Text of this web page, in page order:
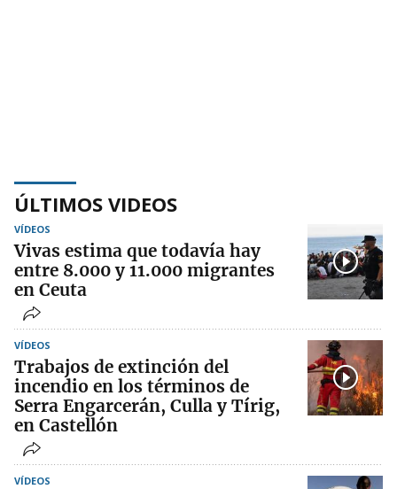
ÚLTIMOS VIDEOS
VÍDEOS
Vivas estima que todavía hay
entre 8.000 y 11.000 migrantes
en Ceuta
VÍDEOS
Trabajos de extinción del
incendio en los términos de
Serra Engarcerán, Culla y Tírig,
en Castellón
VÍDEOS